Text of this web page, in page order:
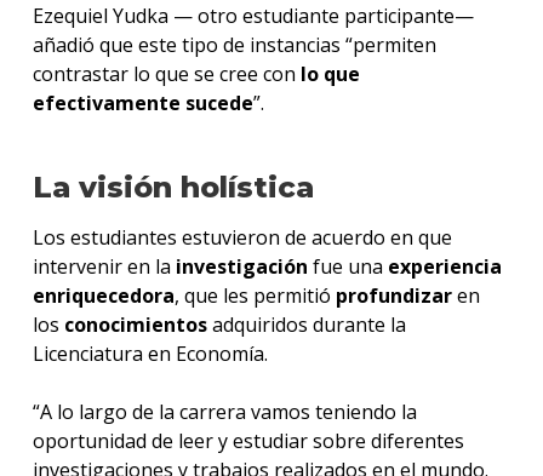
Ezequiel Yudka — otro estudiante participante—
añadió que este tipo de instancias “permiten
contrastar lo que se cree con lo que
efectivamente sucede”.
La visión holística
Los estudiantes estuvieron de acuerdo en que
intervenir en la investigación fue una experiencia
enriquecedora, que les permitió profundizaren
los conocimientosadquiridos durante la
Licenciatura en Economía.
“A lo largo de la carrera vamos teniendo la
oportunidad de leer y estudiar sobre diferentes
investigaciones y trabajos realizados en el mundo.